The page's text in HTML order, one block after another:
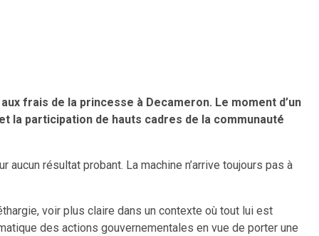
frais de la princesse à Decameron. Le moment d’un
la participation de hauts cadres de la communauté
résultat probant. La machine n’arrive toujours pas à
voir plus claire dans un contexte où tout lui est
des actions gouvernementales en vue de porter une